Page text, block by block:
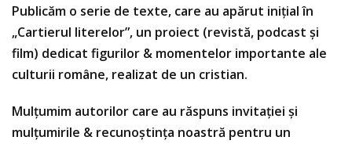
Publicăm o serie de texte, care au apărut inițial în
„Cartierul literelor”, un proiect (revistă, podcast și
film) dedicat figurilor & momentelor importante ale
culturii române, realizat de un cristian.
Mulțumim autorilor care au răspuns invitației și
mulțumirile & recunoștința noastră pentru un